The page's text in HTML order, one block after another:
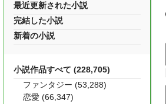
最近更新された小説
完結した小説
新着の小説
小説作品すべて (228,705)
ファンタジー (53,288)
恋愛 (66,347)